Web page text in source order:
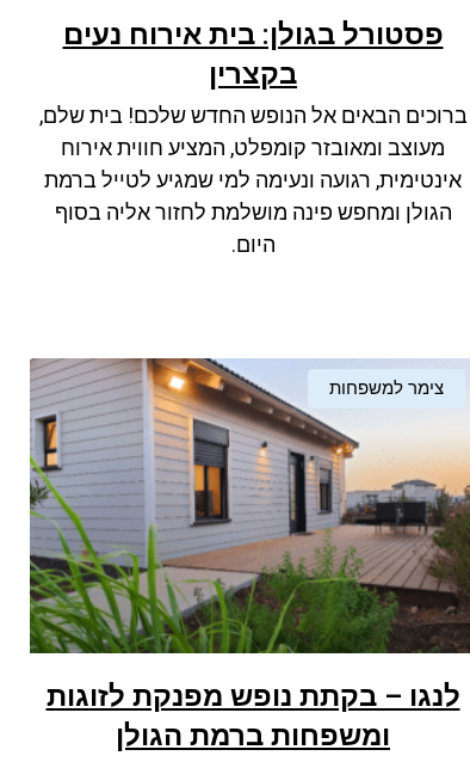
פסטורל בגולן: בית אירוח נעים
בקצרין
ברוכים הבאים אל הנופש החדש שלכם! בית שלם,
מעוצב ומאובזר קומפלט, המציע חווית אירוח
אינטימית, רגועה ונעימה למי שמגיע לטייל ברמת
הגולן ומחפש פינה מושלמת לחזור אליה בסוף
היום.
צימר למשפחות
לנגו – בקתת נופש מפנקת לזוגות
ומשפחות ברמת הגולן